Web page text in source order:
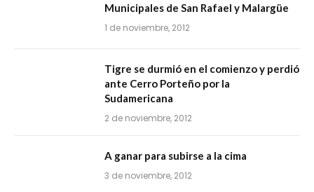
Municipales de San Rafael y Malargüe
1 de noviembre, 2012
Tigre se durmió en el comienzo y perdió
ante Cerro Porteño por la
Sudamericana
2 de noviembre, 2012
A ganar para subirse a la cima
3 de noviembre, 2012